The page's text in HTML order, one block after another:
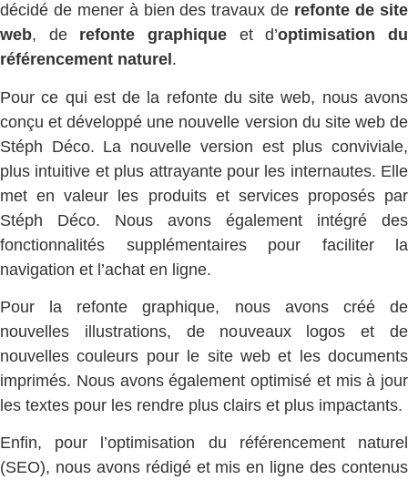
décidé de mener à bien des travaux de refonte de site
web, de refonte graphique et d’optimisation du
référencement naturel .
Pour ce qui est de la refonte du site web, nous avons
conçu et développé une nouvelle version du site web de
Stéph Déco. La nouvelle version est plus conviviale,
plus intuitive et plus attrayante pour les internautes. Elle
met en valeur les produits et services proposés par
Stéph Déco. Nous avons également intégré des
fonctionnalités supplémentaires pour faciliter la
navigation et l’achat en ligne.
Pour la refonte graphique, nous avons créé de
nouvelles illustrations, de nouveaux logos et de
nouvelles couleurs pour le site web et les documents
imprimés. Nous avons également optimisé et mis à jour
les textes pour les rendre plus clairs et plus impactants.
Enfin, pour l’optimisation du référencement naturel
(SEO), nous avons rédigé et mis en ligne des contenus